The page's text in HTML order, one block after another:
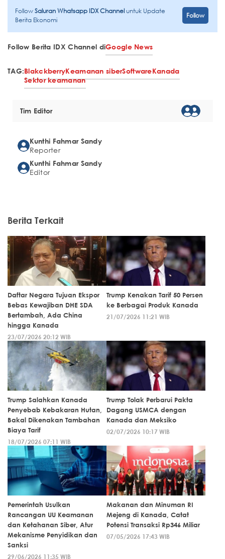
FollowSaluran Whatsapp IDX Channeluntuk Update
Berita Ekonomi
Follow
Follow Berita IDX Channel diGoogle News
TAG:BlakckberryKeamanan siberSoftwareKanada
Sektor keamanan
Tim Editor
Kunthi Fahmar Sandy
Reporter
Kunthi Fahmar Sandy
Editor
Berita Terkait
Daftar Negara Tujuan Ekspor
Bebas Kewajiban DHE SDA
Bertambah, Ada China
hingga Kanada
23/07/2026 20:12 WIB
Trump Kenakan Tarif 50 Persen
ke Berbagai Produk Kanada
21/07/2026 11:21 WIB
Trump Salahkan Kanada
Penyebab Kebakaran Hutan,
Bakal Dikenakan Tambahan
Biaya Tarif
18/07/2026 07:11 WIB
Trump Tolak Perbarui Pakta
Dagang USMCA dengan
Kanada dan Meksiko
02/07/2026 10:17 WIB
Pemerintah Usulkan
Rancangan UU Keamanan
dan Ketahanan Siber, Atur
Mekanisme Penyidikan dan
Sanksi
29/06/2026 11:35 WIB
Makanan dan Minuman RI
Mejeng di Kanada, Catat
Potensi Transaksi Rp346 Miliar
07/05/2026 17:43 WIB